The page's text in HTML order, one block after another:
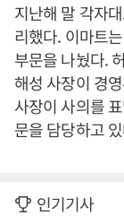
지난해 말 각자
리했다. 이마트
부문을 나눴다.
해성 사장이 경
사장이 사의를
문을 담당하고
인기기사